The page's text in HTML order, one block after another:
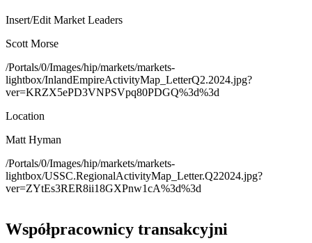
Insert/Edit Market Leaders
Scott Morse
/Portals/0/Images/hip/markets/markets-
lightbox/InlandEmpireActivityMap_LetterQ2.2024.jpg?
ver=KRZX5ePD3VNPSVpq80PDGQ%3d%3d
Location
Matt Hyman
/Portals/0/Images/hip/markets/markets-
lightbox/USSC.RegionalActivityMap_Letter.Q22024.jpg?
ver=ZYtEs3RER8ii18GXPnw1cA%3d%3d
Współpracownicy transakcyjni